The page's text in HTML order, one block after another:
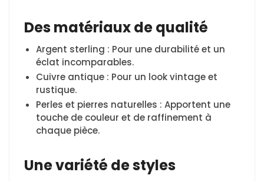
Des matériaux de qualité
Argent sterling : Pour une durabilité et un
éclat incomparables.
Cuivre antique : Pour un look vintage et
rustique.
Perles et pierres naturelles : Apportent une
touche de couleur et de raffinement à
chaque pièce.
Une variété de styles